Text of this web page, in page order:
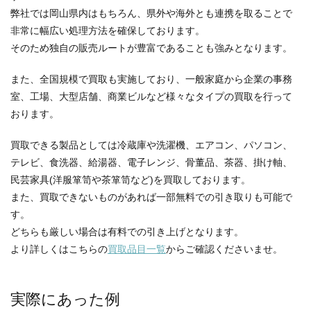
弊社では岡山県内はもちろん、県外や海外とも連携を取ることで
非常に幅広い処理方法を確保しております。
そのため独自の販売ルートが豊富であることも強みとなります。
また、全国規模で買取も実施しており、一般家庭から企業の事務
室、工場、大型店舗、商業ビルなど様々なタイプの買取を行って
おります。
買取できる製品としては冷蔵庫や洗濯機、エアコン、パソコン、
テレビ、食洗器、給湯器、電子レンジ、骨董品、茶器、掛け軸、
民芸家具(洋服箪笥や茶箪笥など)を買取しております。
また、買取できないものがあれば一部無料での引き取りも可能で
す。
どちらも厳しい場合は有料での引き上げとなります。
より詳しくはこちらの買取品目一覧からご確認くださいませ。
実際にあった例